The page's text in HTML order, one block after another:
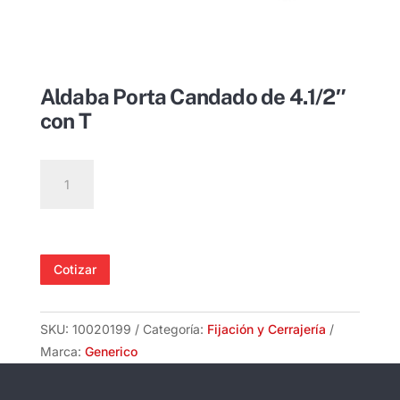
Aldaba Porta Candado de 4.1/2″
con T
Porta
4.1/2"
con
cantidad
Cotizar
SKU: 10020199 Categoría: Fijación y Cerrajería
Marca: Generico